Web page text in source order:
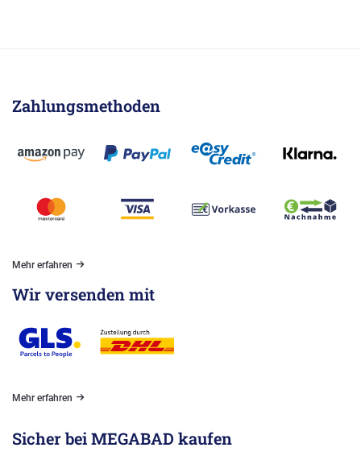
Zahlungsmethoden
Mehr erfahren
Wir versenden mit
Mehr erfahren
Sicher bei MEGABAD kaufen